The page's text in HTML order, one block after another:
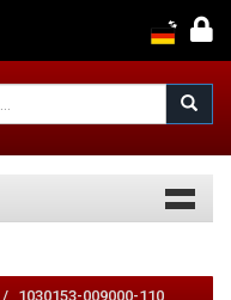
1030153-009000-110